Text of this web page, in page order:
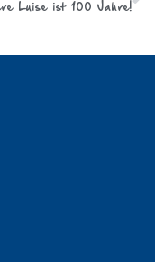
Luise ist 100 Jahre!